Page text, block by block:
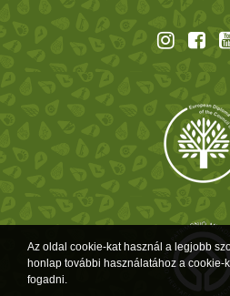
Az oldal cookie-kat használ a legjobb
honlap további használatához a cookie-
fogadni.